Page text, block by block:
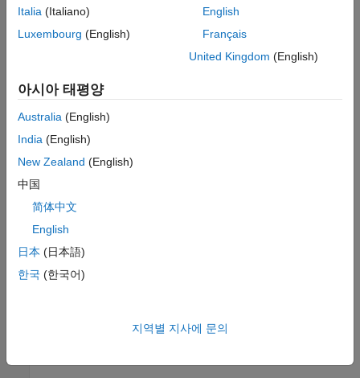
Generate code for specific implementation of component
Generate code for specific implementation of component
represented using Variant Start and Variant End blocks.
Generate Code for Model References Connected to Variant
Blocks
Reuse and incrementally load, build, and generate code for
Generate Code from Nested Variant Subsystem with Code
Compile and Startup Activation
This example illustrates how
activation time can be used together in two nested variant
subsystems.
Variant 블록과의 인터페이싱
Generate code for export function calls conditionally using
Italia (Italiano)
Luxembourg (English)
English
Français
United Kingdom (English)
아시아 태평양
Australia (English)
India (English)
New Zealand (English)
中国
简体中文
English
日本 (日本語)
한국 (한국어)
지역별 지사에 문의